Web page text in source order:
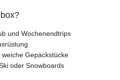
und Wochenendtrips
Gepäckstücke
oder Snowboards